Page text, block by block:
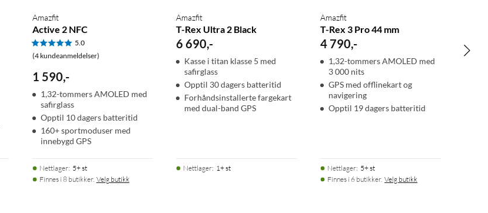
Amazfit
Active 2 NFC
5.0
(4 kundeanmeldelser)
1 590,-
1,32-tommers AMOLED med
safirglass
Opptil 10 dagers batteritid
160+ sportmoduser med
innebygd GPS
Nettlager: 5+ st
Finnes i 8 butikker. Velg butikk
Amazfit
T-Rex Ultra 2 Black
6 690,-
Kasse i titan klasse 5 med
safirglass
Opptil 30 dagers batteritid
Forhåndsinstallerte fargekart
med dual-band GPS
Nettlager: 1+ st
Amazfit
T-Rex 3 Pro 44 mm
4 790,-
1,32-tommers AMOLED med
3 000 nits
GPS med offlinekart og
navigering
Opptil 19 dagers batteritid
Nettlager: 5+ st
Finnes i 6 butikker. Velg butikk